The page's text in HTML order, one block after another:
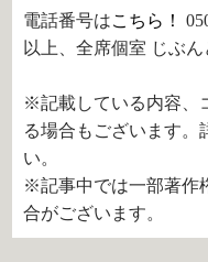
電話番号はこちら！
以上、全席個室 じぶん
※記載している内容、
る場合もございます。
い。
※記事中では一部著作
合がございます。